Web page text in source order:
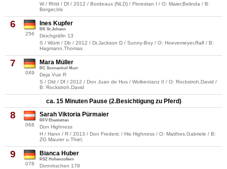
W / Rhld / Df / 2012 / Bordeaux (NLD) / Florestan I / O: Maier,Belinda / B:
Berger,Iris
6
256
Ines Kupfer
RK St.Johann
Deichgräfin 13
S / Württ / Db / 2012 / Dr.Jackson D / Sunny-Boy / O: Hoevemeyer,Ralf / B:
Hagmann,Thomas
7
049
Mara Müller
RC Sonnenhof Murr
Deja Vue R
S / Old / Df / 2012 / Don Juan de Hus / Wolkentanz II / O: Rockstroh,David /
B: Rockstroh,David
ca. 15 Minuten Pause (2.Besichtigung zu Pferd)
8
068
Sarah Viktoria Pürmaier
RFV Ehestetten
Don Highness
H / Hann / R / 2013 / Don Frederic / His Highness / O: Matthes,Gabriele / B:
ZG Maurer u.Thiel,
9
078
Bianca Huber
RSZ Hohenzollern
Dornröschen 178